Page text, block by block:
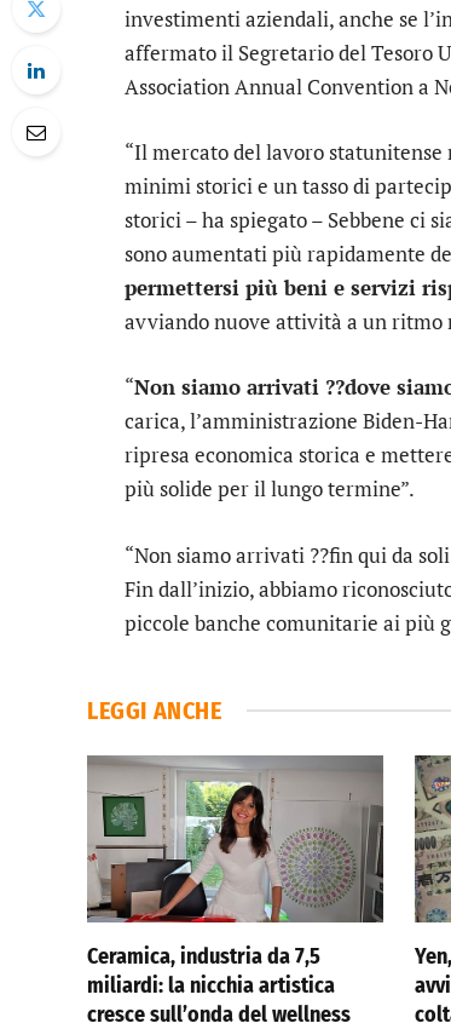
investimenti aziendali, anche se
affermato il Segretario del Tesoro
Association Annual Convention a
“Il mercato del lavoro statunitense
minimi storici e un tasso di
storici – ha spiegato – Sebbene ci
sono aumentati più rapidamente
permettersi più beni e servizi
avviando nuove attività a un ritmo
“Non siamo arrivati ??dove
carica, l’amministrazione Biden-
ripresa economica storica e
più solide per il lungo termine”.
“Non siamo arrivati ??fin qui da
Fin dall’inizio, abbiamo
piccole banche comunitarie ai più
LEGGI ANCHE
Ceramica, industria da 7,5
miliardi: la nicchia artistica
cresce sull’onda del wellness